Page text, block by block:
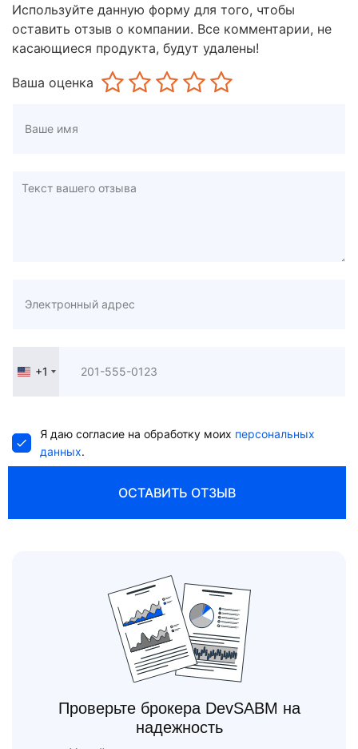
Используйте данную форму для того, чтобы
оставить отзыв о компании. Все комментарии, не
касающиеся продукта, будут удалены!
Ваша оценка
United
+1
Я даю согласие на обработку моих персональных
данных.
ОСТАВИТЬ ОТЗЫВ
Проверьте брокера DevSABM на
надежность